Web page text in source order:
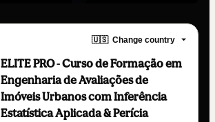
🇺🇸 Change country
ELITE PRO - Curso de Formação em
Engenharia de Avaliações de
Imóveis Urbanos com Inferência
Estatística Aplicada & Perícia